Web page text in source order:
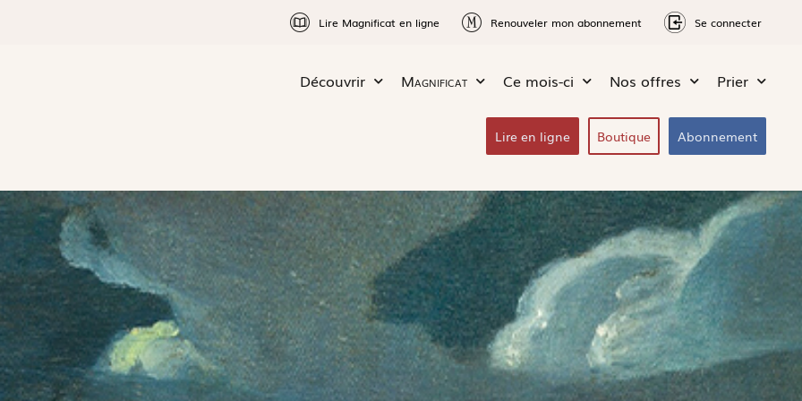
Lire Magnificat en ligne Renouveler mon abonnement Se connecter
Découvrir Magnificat Ce mois-ci Nos offres Prier
Lire en ligne Boutique Abonnement